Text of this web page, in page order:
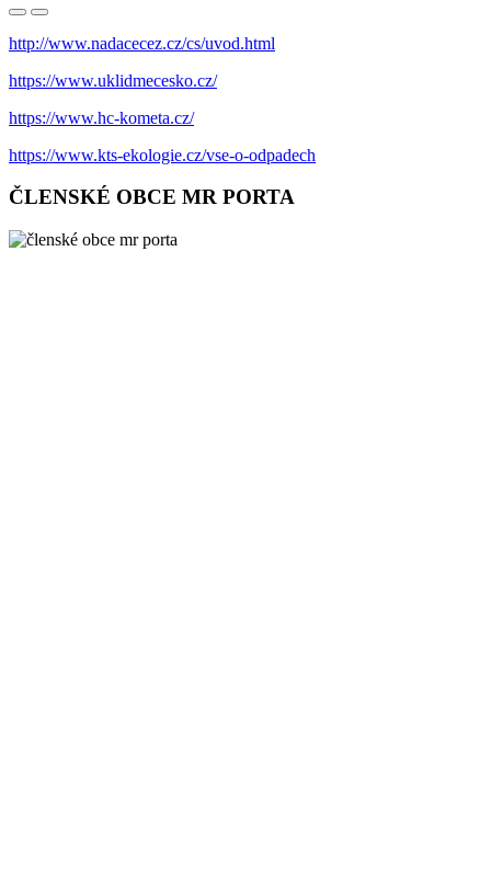
http://www.nadacecez.cz/cs/uvod.html
https://www.uklidmecesko.cz/
https://www.hc-kometa.cz/
https://www.kts-ekologie.cz/vse-o-odpadech
ČLENSKÉ OBCE MR PORTA